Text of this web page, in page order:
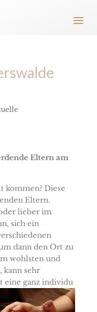
Eltern am
kommen? Diese
Eltern.
lieber im
sich ein
dann den Ort zu
wohlsten und
kann sehr
eine ganz individu